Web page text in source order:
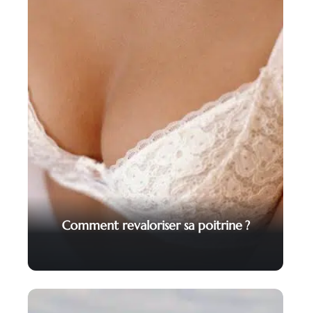
Comment revaloriser sa poitrine ?